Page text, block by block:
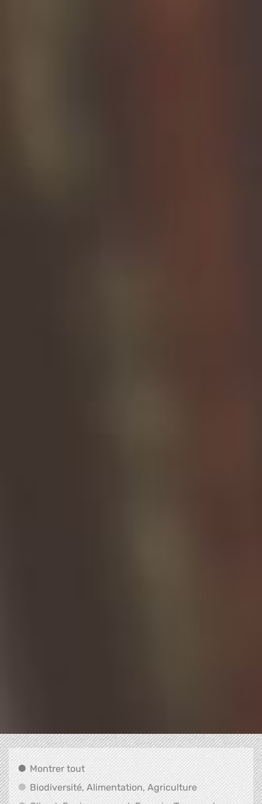
Montrer toutMontrer tout
Biodiversité, Alimentation, AgricultureBiodiversité,